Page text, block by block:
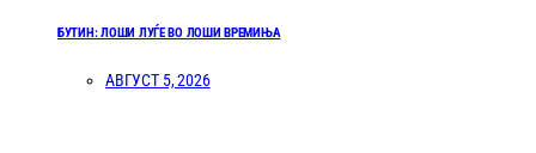
БУТИН: ЛОШИ ЛУЃЕ ВО ЛОШИ ВРЕМИЊА
АВГУСТ 5, 2026